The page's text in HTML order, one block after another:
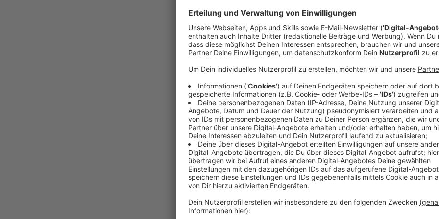
Comedy
Der Kitchen Club by Nelson
Anzeige
Das Rezept: "N.Y. Cheesecake"
Anzeige
Zutaten für den N.Y. Cheesecake
Für den Boden